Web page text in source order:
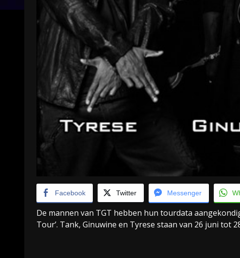
Facebook Twitter Messenger
De mannen van TGT hebben hun tourdata
Tour’. Tank, Ginuwine en Tyrese staan van 26 juni tot